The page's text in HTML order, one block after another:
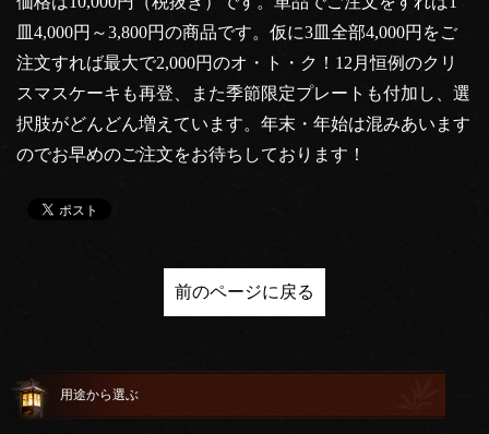
皿4,000円～3,800円の商品です。仮に3皿全部4,000円をご
注文すれば最大で2,000円のオ・ト・ク！12月恒例のクリ
スマスケーキも再登、また季節限定プレートも付加し、選
択肢がどんどん増えています。年末・年始は混みあいます
のでお早めのご注文をお待ちしております！
前のページに戻る
用途から選ぶ